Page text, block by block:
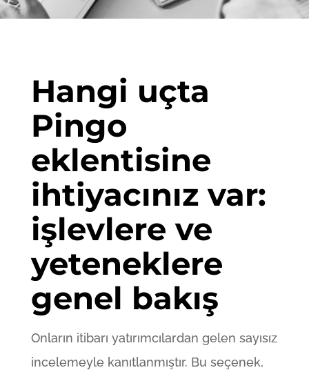
Hangi uçta
Pingo
eklentisine
ihtiyacınız var:
işlevlere ve
yeteneklere
genel bakış
Onların itibarı yatırımcılardan gelen sayısız
incelemeyle kanıtlanmıştır. Bu seçenek,